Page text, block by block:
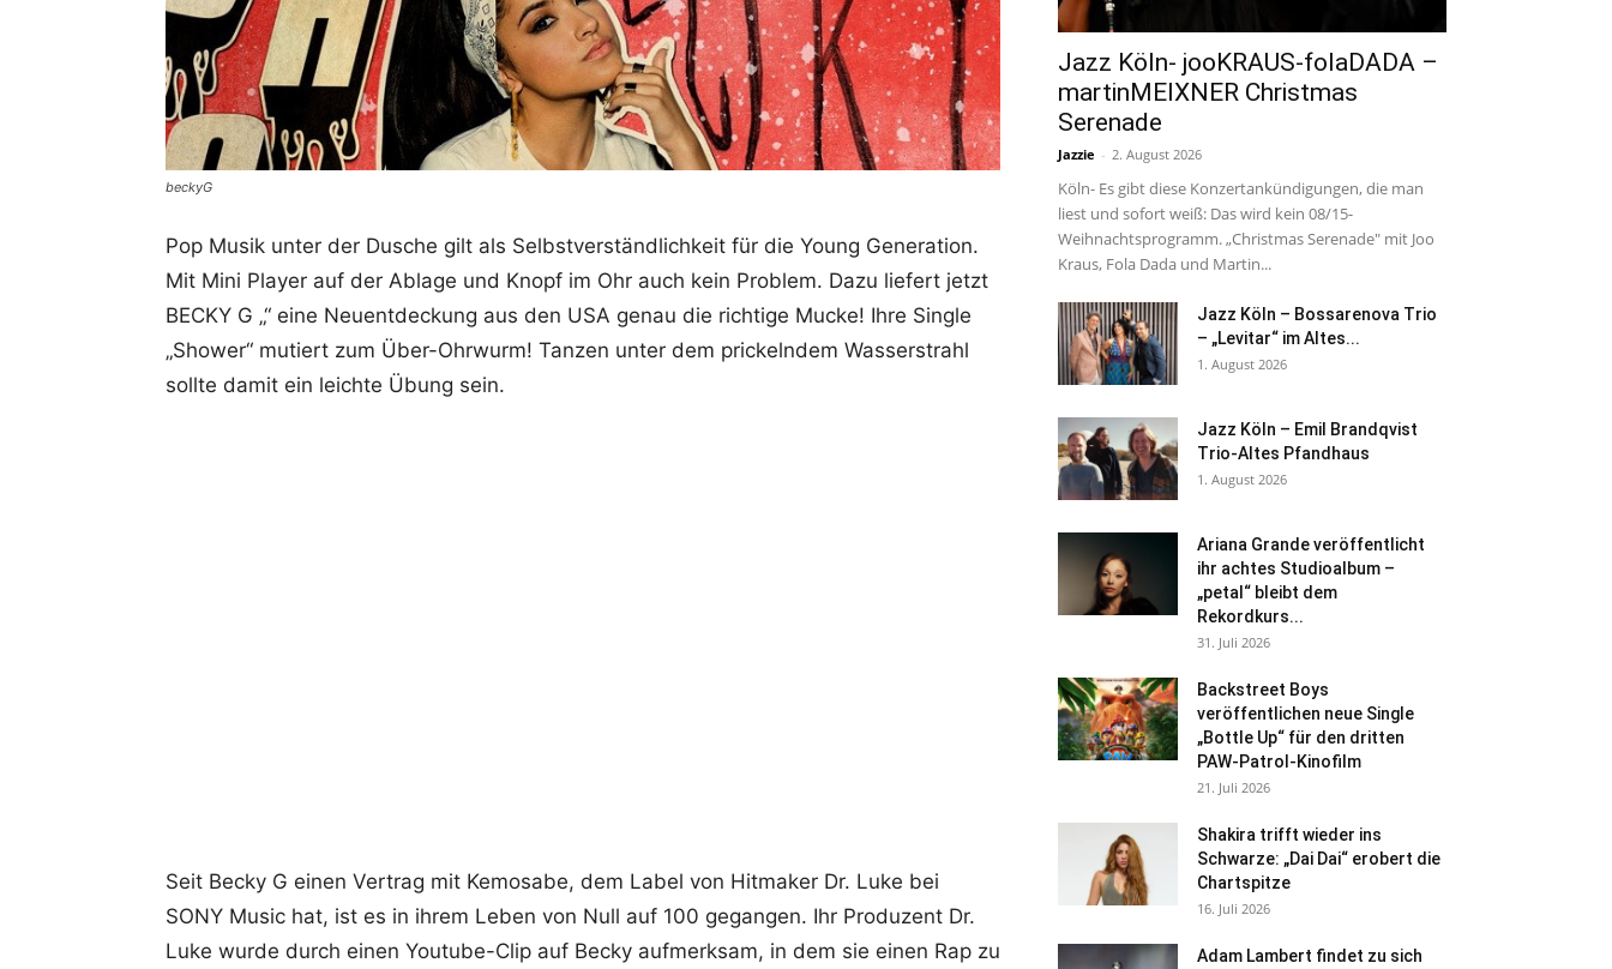
beckyG
Pop Musik unter der Dusche gilt als Selbstverständlichkeit für die Young Generation.
Mit Mini Player auf der Ablage und Knopf im Ohr auch kein Problem. Dazu liefert jetzt
BECKY G „“ eine Neuentdeckung aus den USA genau die richtige Mucke! Ihre Single
„Shower“ mutiert zum Über-Ohrwurm! Tanzen unter dem prickelndem Wasserstrahl
sollte damit ein leichte Übung sein.
Seit Becky G einen Vertrag mit Kemosabe, dem Label von Hitmaker Dr. Luke bei
SONY Music hat, ist es in ihrem Leben von Null auf 100 gegangen. Ihr Produzent Dr.
Luke wurde durch einen Youtube-Clip auf Becky aufmerksam, in dem sie einen Rap zu
Jazz Köln- jooKRAUS-folaDADA –
martinMEIXNER Christmas
Serenade
Jazzie - 2. August 2026
Köln- Es gibt diese Konzertankündigungen, die man
liest und sofort weiß: Das wird kein 08/15-
Weihnachtsprogramm. „Christmas Serenade" mit Joo
Kraus, Fola Dada und Martin...
Jazz Köln – Bossarenova Trio
– „Levitar“ im Altes...
1. August 2026
Jazz Köln – Emil Brandqvist
Trio-Altes Pfandhaus
1. August 2026
Ariana Grande veröffentlicht
ihr achtes Studioalbum –
„petal“ bleibt dem
Rekordkurs...
31. Juli 2026
Backstreet Boys
veröffentlichen neue Single
„Bottle Up“ für den dritten
PAW-Patrol-Kinofilm
21. Juli 2026
Shakira trifft wieder ins
Schwarze: „Dai Dai“ erobert die
Chartspitze
16. Juli 2026
Adam Lambert findet zu sich